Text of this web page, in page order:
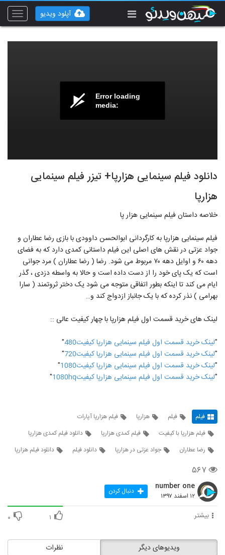
Toggle
آپلود ویدیو
Error loading
media:
دانلود فیلم سینمایی هزارپا+ تیزر فیلم سینمایی
هزارپا
خلاصه داستان فیلم سینمایی هزار پا
فیلم سینمایی هزارپا به کارگردانی ابوالحسن داوودی با بازی رضا عطاران و
جواد عزتی در نقش های اصلی این فیلم داستانی کمدی دارد که به فضای
دهه ۶۰ و اوایل دهه ۷۰ مربوط می شود. رضا ( رضا عطاران ) مرد جوانی
است که یک پای خود را از دست داده است و حالا به واسطه دزدی ، گذر
ایام می کند تا اینکه بطور اتفاقی متوجه می شود یک دختر ثروتمند ( سارا
بهرامی ) نذر کرده که با یک جانباز ازدواج کند و…
لینک های خرید قسمت اول فیلم هزارپا با چهار کیفیت عالی ::
"لینک خرید قسمت اول فیلم سینمایی هزارپا کیفیت480
"
"لینک خرید قسمت اول فیلم سینمایی هزارپا کیفیت720
"
"لینک خرید قسمت اول فیلم سینمایی هزارپا کیفیت1080
"
"لینک خرید قسمت اول فیلم سینمایی هزارپا کیفیت1080hq "
فیلم فیلم هزارپا
فیلم هزارپا آپارات
فیلم هزارپا با کیفیت
فیلم کمدی هزارپا
دانلود فیلم کمدی هزارپا
رضا عطاران
جواد عزتی در هزارپا دانلود فیلم دانلود فیلم هزارپا
۵۶۷
number one
۱۲ اسفند ۱۳۹۷ دنبال کردن
بیشتر ۱ ۰
نظرات ویدیوهای دیگر